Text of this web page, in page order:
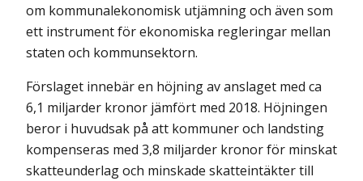
om kommunalekonomisk utjämning och även som
ett instrument för ekonomiska regleringar mellan
staten och kommunsektorn.
Förslaget innebär en höjning av anslaget med ca
6,1 miljarder kronor jämfört med 2018. Höjningen
beror i huvudsak på att kommuner och landsting
kompenseras med 3,8 miljarder kronor för minskat
skatteunderlag och minskade skatteintäkter till